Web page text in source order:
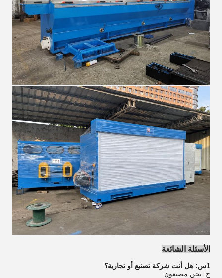
الأسئلة الشائعة
1س: هل أنت شركة تصنيع أو تجارية؟
ج: نحن مصنعون.